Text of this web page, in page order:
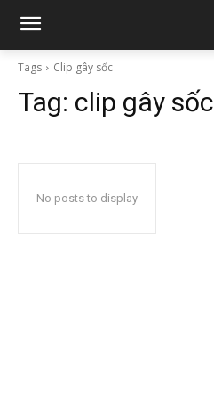
Tags Clip gây sốc
Tag: clip gây sốc
No posts to display